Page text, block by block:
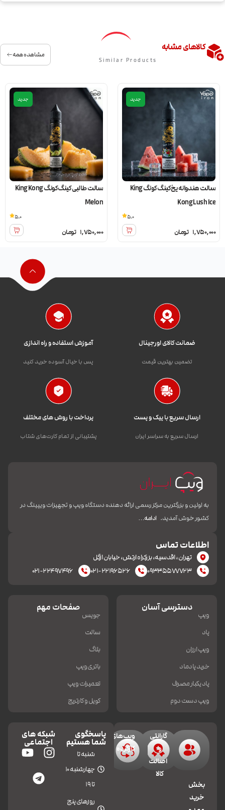
کالاهای مشابه
Similar Products
مشاهده همه
جدید
سالت هندوانه یخ کینگ کونگ King
Kong Lush Ice
1,750,000 تومان
5.0
جدید
سالت طالبی کینگ کونگ King Kong
Melon
1,750,000 تومان
5.0
ضمانت کالای اورجینال
تضمین بهترین قیمت
آموزش استفاده و راه اندازی
پس با خیال آسوده خرید کنید
ارسال سریع با پیک و پست
ارسال سریع به سراسر ایران
پرداخت با روش های مختلف
پشتیبانی از تمام کارت‌های شتاب
به اولین و بزرگترین مرکز رسمی ارائه دهنده دستگاه ویپ و تجهیزات ویپینگ در
کشور خوش آمدید. ادامه…
اطلاعات تماس
تهران، اقدسیه، بزرکراه ارتش، خیابان ازگل
۰۹۳۳۵۵۷۷۷۲۳
۰۲۱-۲۲۱۹۶۵۲۶ ۰۲۱-۲۲۴۹۷۴۹۶
دسترسی آسان
ویپ
پاد
ویپ ارزان
خرید پادماد
پاد یکبار مصرف
ویپ دست دوم
صفحات مهم
جویس
سالت
بلاگ
باتری ویپ
تعمیرات ویپ
کویل و کارتریج
بخش
خرید
گارانتی
و
اصالت
کالا
ویپ‌های
کارکرده
پاسخگوی
شما هستیم
شنبه تا
چهارشنبه 10
تا 19
روزهای پنج
شبکه های
اجتماعی